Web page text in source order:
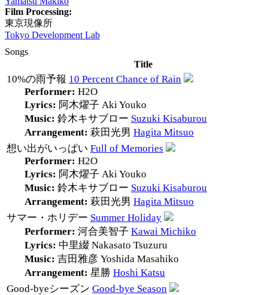
Film Processing:
東京現像所
Tokyo Development Lab
Songs
Title
10%の雨予報 10 Percent Chance of Rain
Performer: H2O
Lyrics: 阿木燿子 Aki Youko
Music: 鈴木キサブロー Suzuki Kisaburou
Arrangement: 萩田光男 Hagita Mitsuo
想い出がいっぱい Full of Memories
Performer: H2O
Lyrics: 阿木燿子 Aki Youko
Music: 鈴木キサブロー Suzuki Kisaburou
Arrangement: 萩田光男 Hagita Mitsuo
サマー・ホリデー Summer Holiday
Performer: 河合美智子 Kawai Michiko
Lyrics: 中里綴 Nakasato Tsuzuru
Music: 吉田雅彦 Yoshida Masahiko
Arrangement: 星勝 Hoshi Katsu
Good-byeシーズン Good-bye Season